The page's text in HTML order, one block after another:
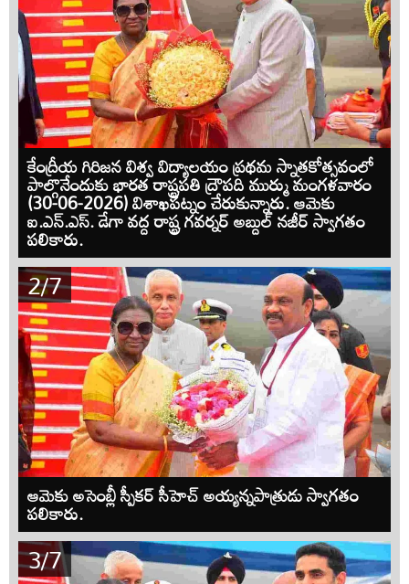
కేంద్రీయ గిరిజన విశ్వ విద్యాలయం ప్రథమ స్నాతకోత్సవంలో
పాల్గొనేందుకు భారత రాష్ట్రపతి ద్రౌపది ముర్ము మంగళవారం
(30-06-2026) విశాఖపట్నం చేరుకున్నారు. ఆమెకు
ఐ.ఎన్.ఎస్. డేగా వద్ద రాష్ట్ర గవర్నర్ అబ్దుల్ నజీర్ స్వాగతం
పలికారు.
2/7
ఆమెకు అసెంబ్లీ స్పీకర్ సీహెచ్ అయ్యన్నపాత్రుడు స్వాగతం
పలికారు.
3/7